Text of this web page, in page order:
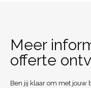
Meer
offerte
Ben jij klaar om met jouw